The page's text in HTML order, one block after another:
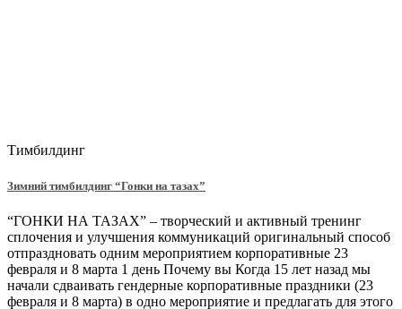
Тимбилдинг
Зимний тимбилдинг “Гонки на тазах”
“ГОНКИ НА ТАЗАХ” – творческий и активный тренинг
сплочения и улучшения коммуникаций оригинальный способ
отпраздновать одним мероприятием корпоративные 23
февраля и 8 марта 1 день Почему вы Когда 15 лет назад мы
начали сдваивать гендерные корпоративные праздники (23
февраля и 8 марта) в одно мероприятие и предлагать для этого